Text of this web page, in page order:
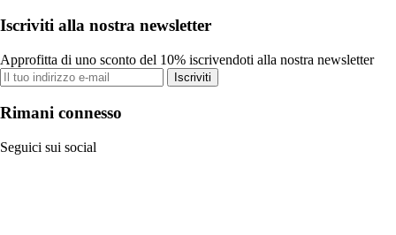
Iscriviti alla nostra newsletter
Approfitta di uno sconto del 10% iscrivendoti alla nostra newsletter
Iscriviti
Rimani connesso
Seguici sui social